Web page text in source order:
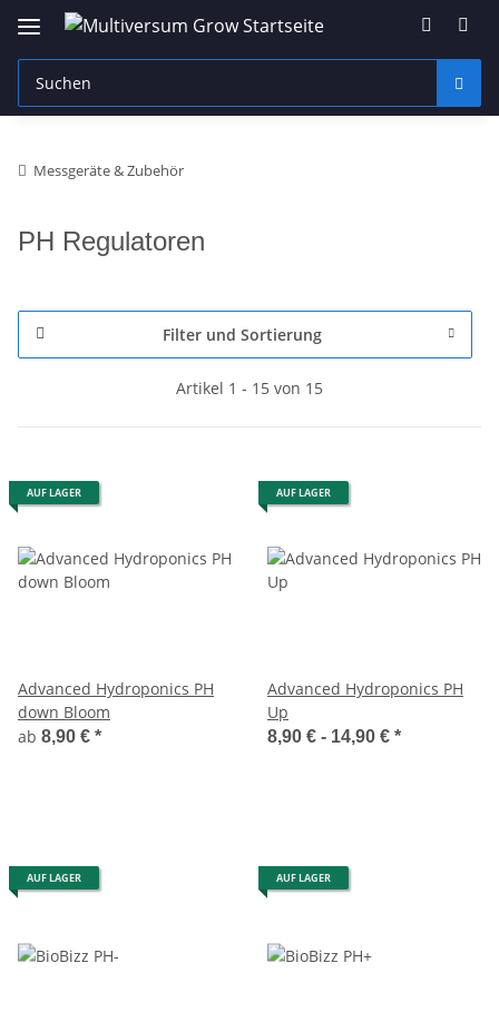
Messgeräte & Zubehör
PH Regulatoren
Filter und Sortierung
Artikel 1 - 15 von 15
AUF LAGER
Advanced Hydroponics PH
down Bloom
ab 8,90 € *
AUF LAGER
Advanced Hydroponics PH
Up
8,90 € - 14,90 € *
AUF LAGER AUF LAGER